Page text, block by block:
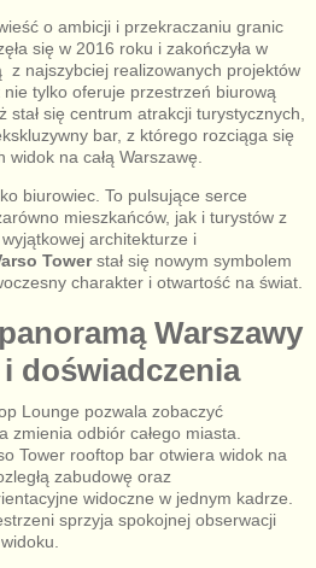
o ambicji i przekraczaniu granic
się w 2016 roku i zakończyła w
z najszybciej realizowanych projektów
tylko oferuje przestrzeń biurową
stał się centrum atrakcji turystycznych,
bar, z którego rozciąga się
na całą Warszawę.
biurowiec. To pulsujące serce
mieszkańców, jak i turystów z
architekturze i
Towerstał się nowym symbolem
charakter i otwartość na świat.
Warszawy
doświadczenia
Lounge pozwala zobaczyć
zmienia odbiór całego miasta.
Tower rooftop bar otwiera widok na
zabudowę oraz
widoczne w jednym kadrze.
sprzyja spokojnej obserwacji